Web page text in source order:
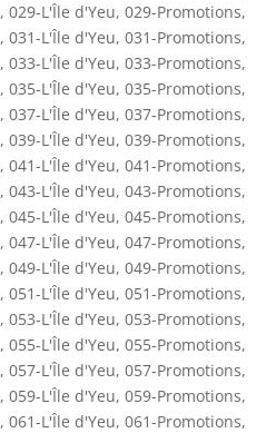
, 029-L'Île d'Yeu, 029-Promotions,
, 031-L'Île d'Yeu, 031-Promotions,
, 033-L'Île d'Yeu, 033-Promotions,
, 035-L'Île d'Yeu, 035-Promotions,
, 037-L'Île d'Yeu, 037-Promotions,
, 039-L'Île d'Yeu, 039-Promotions,
, 041-L'Île d'Yeu, 041-Promotions,
, 043-L'Île d'Yeu, 043-Promotions,
, 045-L'Île d'Yeu, 045-Promotions,
, 047-L'Île d'Yeu, 047-Promotions,
, 049-L'Île d'Yeu, 049-Promotions,
, 051-L'Île d'Yeu, 051-Promotions,
, 053-L'Île d'Yeu, 053-Promotions,
, 055-L'Île d'Yeu, 055-Promotions,
, 057-L'Île d'Yeu, 057-Promotions,
, 059-L'Île d'Yeu, 059-Promotions,
, 061-L'Île d'Yeu, 061-Promotions,